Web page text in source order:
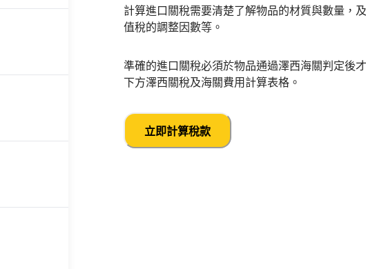
計算進口關稅需要清楚了解物品的材質與數量，
值稅的調整因數等。
準確的進口關稅必須於物品通過澤西海關判定後
下方澤西關稅及海關費用計算表格。
立即計算稅款